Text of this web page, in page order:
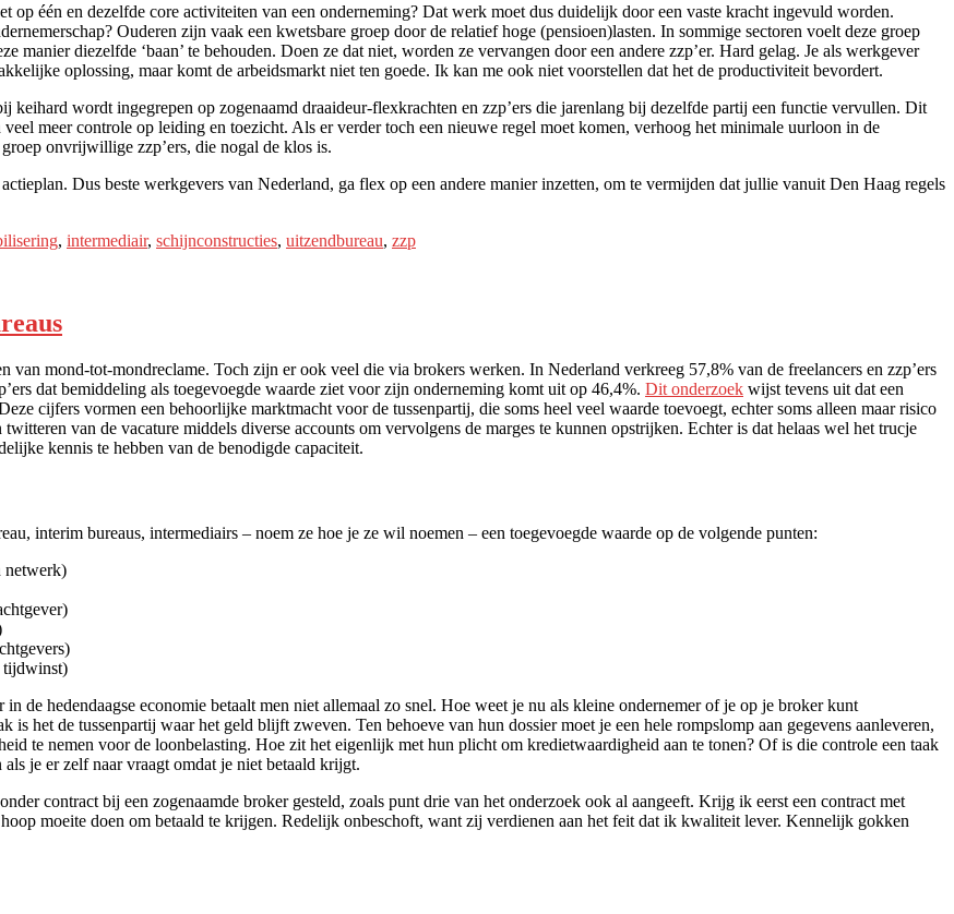
op één en dezelfde core activiteiten van een onderneming? Dat werk moet dus duidelijk door een vaste kracht ingevuld worden.
Ouderen zijn vaak een kwetsbare groep door de relatief hoge (pensioen)lasten. In sommige sectoren voelt deze groep
manier diezelfde ‘baan’ te behouden. Doen ze dat niet, worden ze vervangen door een andere zzp’er. Hard gelag. Je als werkgever
oplossing, maar komt de arbeidsmarkt niet ten goede. Ik kan me ook niet voorstellen dat het de productiviteit bevordert.
keihard wordt ingegrepen op zogenaamd draaideur-flexkrachten en zzp’ers die jarenlang bij dezelfde partij een functie vervullen. Dit
meer controle op leiding en toezicht. Als er verder toch een nieuwe regel moet komen, verhoog het minimale uurloon in de
onvrijwillige zzp’ers, die nogal de klos is.
Dus beste werkgevers van Nederland, ga flex op een andere manier inzetten, om te vermijden dat jullie vanuit Den Haag regels
, intermediair, schijnconstructies, uitzendbureau, zzp
van mond-tot-mondreclame. Toch zijn er ook veel die via brokers werken. In Nederland verkreeg 57,8% van de freelancers en zzp’ers
dat bemiddeling als toegevoegde waarde ziet voor zijn onderneming komt uit op 46,4%. Dit onderzoek wijst tevens uit dat een
cijfers vormen een behoorlijke marktmacht voor de tussenpartij, die soms heel veel waarde toevoegt, echter soms alleen maar risico
van de vacature middels diverse accounts om vervolgens de marges te kunnen opstrijken. Echter is dat helaas wel het trucje
kennis te hebben van de benodigde capaciteit.
interim bureaus, intermediairs – noem ze hoe je ze wil noemen – een toegevoegde waarde op de volgende punten:
netwerk)
tijdwinst)
de hedendaagse economie betaalt men niet allemaal zo snel. Hoe weet je nu als kleine ondernemer of je op je broker kunt
het de tussenpartij waar het geld blijft zweven. Ten behoeve van hun dossier moet je een hele rompslomp aan gegevens aanleveren,
te nemen voor de loonbelasting. Hoe zit het eigenlijk met hun plicht om kredietwaardigheid aan te tonen? Of is die controle een taak
je er zelf naar vraagt omdat je niet betaald krijgt.
contract bij een zogenaamde broker gesteld, zoals punt drie van het onderzoek ook al aangeeft. Krijg ik eerst een contract met
moeite doen om betaald te krijgen. Redelijk onbeschoft, want zij verdienen aan het feit dat ik kwaliteit lever. Kennelijk gokken